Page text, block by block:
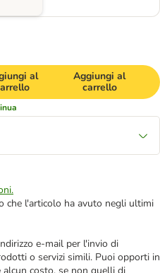
al
Aggiungi al
carrello
che l'articolo ha avuto negli ultimi
e-mail per l'invio di
o servizi simili. Puoi opporti in